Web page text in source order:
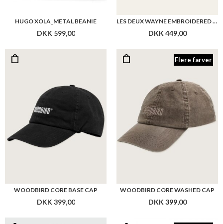
HUGO XOLA_METAL BEANIE
DKK 599,00
LES DEUX WAYNE EMBROIDERED BEANIE
DKK 449,00
WOODBIRD CORE BASE CAP
DKK 399,00
Flere farver
WOODBIRD CORE WASHED CAP
DKK 399,00